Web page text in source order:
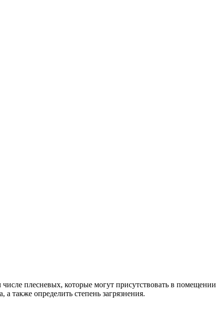
плесневых, которые могут присутствовать в помещении
также определить степень загрязнения.